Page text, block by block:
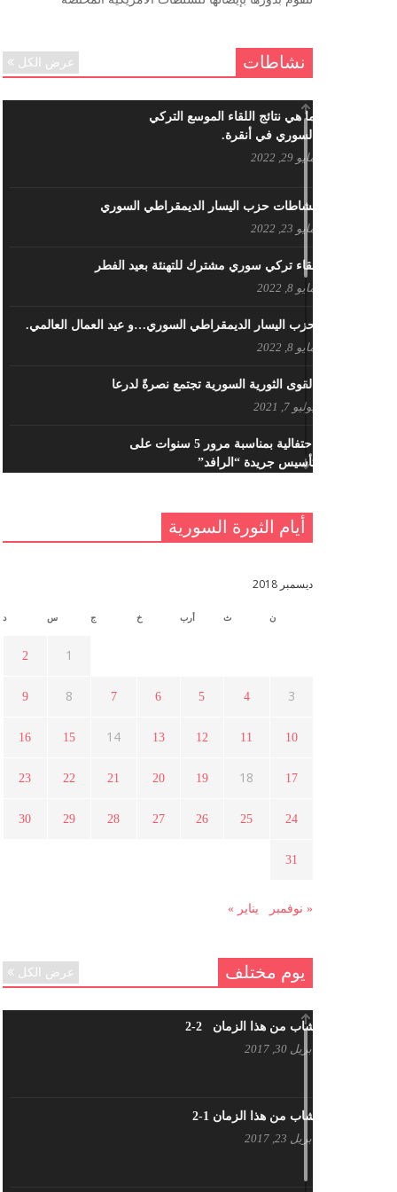
ننساك – خالد الحموري
نشاطات عرض الكل
ما هي نتائج اللقاء الموسع التركي
السوري في أنقرة.
مايو 29, 2022
نشاطات حزب اليسار الديمقراطي السوري
مايو 23, 2022
لقاء تركي سوري مشترك للتهنئة بعيد الفطر
مايو 8, 2022
حزب اليسار الديمقراطي السوري…و عيد العمال العالمي.
مايو 8, 2022
القوى الثورية السورية تجتمع نصرةً لدرعا
يوليو 7, 2021
احتفالية بمناسبة مرور 5 سنوات على
تأسيس جريدة “الرافد”
القدس والربيع العربي في ندوة لحزب
أسبوع ثقافي في ذكرى الاستقلال
الثورة السورية ؟
في الثورة السورية ؟
أيام الثورة السورية
ديسمبر 2018
ن ث أرب خ ج س د
1
2
3
4
5
6
7
8
9
10
11
12
13
14
15
16
17
18
19
20
21
22
23
24
25
26
27
28
29
30
31
« نوفمبر يناير »
يوم مختلف عرض الكل
شاب من هذا الزمان 2-2
أبريل 30, 2017
شاب من هذا الزمان 1-2
أبريل 23, 2017